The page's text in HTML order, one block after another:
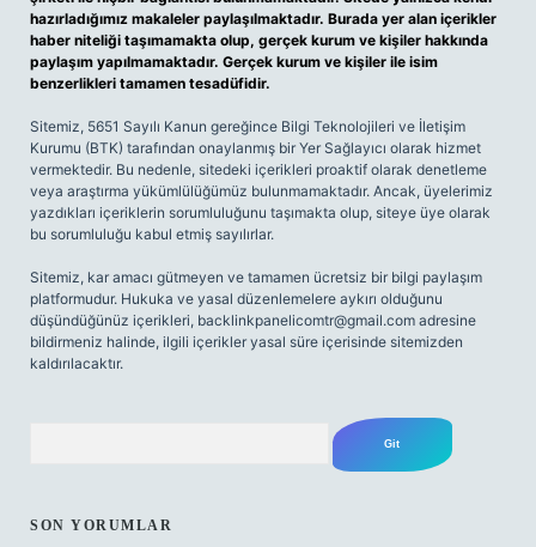
hazırladığımız makaleler paylaşılmaktadır. Burada yer alan içerikler
haber niteliği taşımamakta olup, gerçek kurum ve kişiler hakkında
paylaşım yapılmamaktadır. Gerçek kurum ve kişiler ile isim
benzerlikleri tamamen tesadüfidir.
Sitemiz, 5651 Sayılı Kanun gereğince Bilgi Teknolojileri ve İletişim
Kurumu (BTK) tarafından onaylanmış bir Yer Sağlayıcı olarak hizmet
vermektedir. Bu nedenle, sitedeki içerikleri proaktif olarak denetleme
veya araştırma yükümlülüğümüz bulunmamaktadır. Ancak, üyelerimiz
yazdıkları içeriklerin sorumluluğunu taşımakta olup, siteye üye olarak
bu sorumluluğu kabul etmiş sayılırlar.
Sitemiz, kar amacı gütmeyen ve tamamen ücretsiz bir bilgi paylaşım
platformudur. Hukuka ve yasal düzenlemelere aykırı olduğunu
düşündüğünüz içerikleri, backlinkpanelicomtr@gmail.com adresine
bildirmeniz halinde, ilgili içerikler yasal süre içerisinde sitemizden
kaldırılacaktır.
SON YORUMLAR